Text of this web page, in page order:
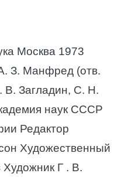
Москва 1973
З. Манфред (отв.
Загладин, C. Н.
наук СССР
Редактор
Художественный
Г . В.